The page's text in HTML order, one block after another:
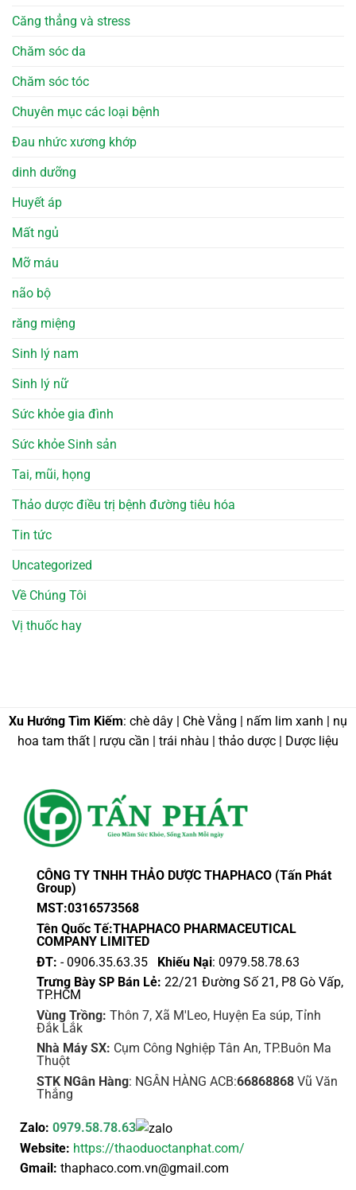
Căng thẳng và stress
Chăm sóc da
Chăm sóc tóc
Chuyên mục các loại bệnh
Đau nhức xương khớp
dinh dưỡng
Huyết áp
Mất ngủ
Mỡ máu
não bộ
răng miệng
Sinh lý nam
Sinh lý nữ
Sức khỏe gia đình
Sức khỏe Sinh sản
Tai, mũi, họng
Thảo dược điều trị bệnh đường tiêu hóa
Tin tức
Uncategorized
Về Chúng Tôi
Vị thuốc hay
Xu Hướng Tìm Kiếm: chè dây | Chè Vằng | nấm lim xanh | nụ
hoa tam thất | rượu cần | trái nhàu | thảo dược | Dược liệu
CÔNG TY TNHH THẢO DƯỢC THAPHACO (Tấn Phát
Group)
MST:0316573568
Tên Quốc Tế:THAPHACO PHARMACEUTICAL
COMPANY LIMITED
ĐT: - 0906.35.63.35 Khiếu Nại: 0979.58.78.63
Trưng Bày SP Bán Lẻ: 22/21 Đường Số 21, P8 Gò Vấp,
TP.HCM
Vùng Trồng: Thôn 7, Xã M'Leo, Huyện Ea súp, Tỉnh
Đắk Lắk
Nhà Máy SX: Cụm Công Nghiệp Tân An, TP.Buôn Ma
Thuột
STK NGân Hàng: NGÂN HÀNG ACB:66868868Vũ Văn
Thắng
Zalo: 0979.58.78.63
Website: https://thaoduoctanphat.com/
Gmail: thaphaco.com.vn@gmail.com